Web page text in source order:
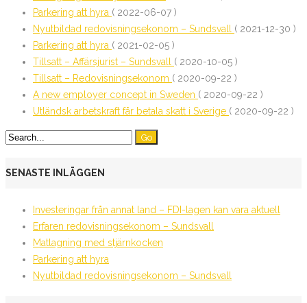
Parkering att hyra ( 2022-06-07 )
Nyutbildad redovisningsekonom – Sundsvall ( 2021-12-30 )
Parkering att hyra ( 2021-02-05 )
Tillsatt – Affärsjurist – Sundsvall ( 2020-10-05 )
Tillsatt – Redovisningsekonom ( 2020-09-22 )
A new employer concept in Sweden ( 2020-09-22 )
Utländsk arbetskraft får betala skatt i Sverige ( 2020-09-22 )
SENASTE INLÄGGEN
Investeringar från annat land – FDI-lagen kan vara aktuell
Erfaren redovisningsekonom – Sundsvall
Matlagning med stjärnkocken
Parkering att hyra
Nyutbildad redovisningsekonom – Sundsvall